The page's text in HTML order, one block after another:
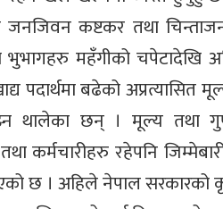
जनजिवन कष्टकर तथा
भुभागहरु महँगीको
पदार्थमा बढेको
थालेका छन् । मूल्य तथा
कर्मचारीहरु रहेपनि
छ । अहिले नेपाल